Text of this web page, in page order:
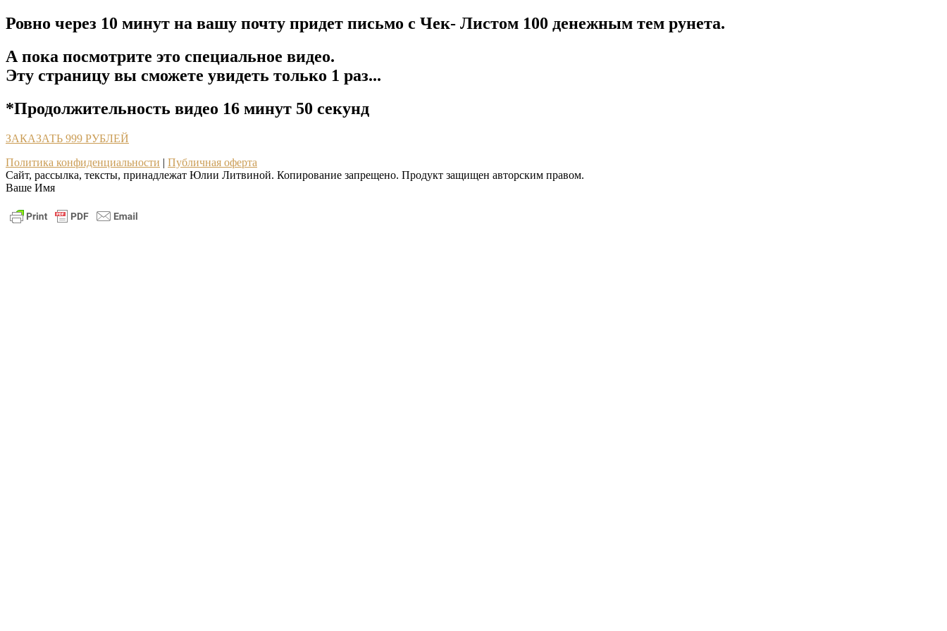
Ровно через 10 минут на вашу почту придет письмо с Чек- Листом 100 денежным тем рунета.
А пока посмотрите это специальное видео.
Эту страницу вы сможете увидеть только 1 раз...
*Продолжительность видео 16 минут 50 секунд
ЗАКАЗАТЬ 999 РУБЛЕЙ
Политика конфиденциальности | Публичная оферта
Сайт, рассылка, тексты, принадлежат Юлии Литвиной. Копирование запрещено. Продукт защищен авторским правом.
Ваше Имя